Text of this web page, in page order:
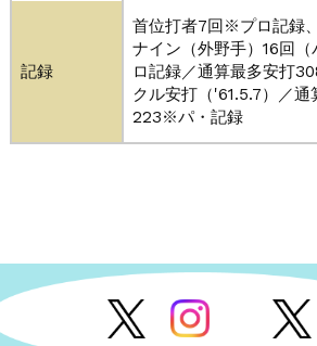
記録
首位打者7回※プロ記録
ナイン（外野手）16回
ロ記録／通算最多安打
クル安打（'61.5.7）／通
223※パ・記録